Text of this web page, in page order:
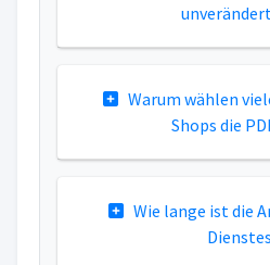
Warum wählen viele E-Commerce-
Shops die